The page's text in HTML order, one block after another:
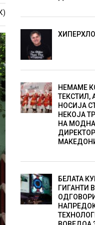
НЕМАМЕ
ТЕКСТИЛ,
НОСИЈА
НЕКОЈА
НА МОДНА
БЕЛАТА
ГИГАНТИ